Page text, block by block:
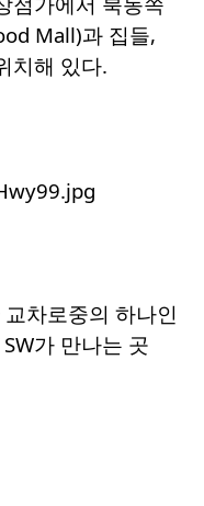
Mall)과 집들,
치해 있다.
차로중의 하나인
가 만나는 곳